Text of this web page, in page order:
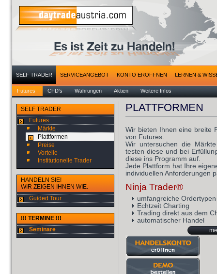
SELF TRADER SERVICEANGEBOT KONTO ERÖFFNEN LERNEN &
Futures CFD's Währungen Aktien Weitere Infos
SELF TRADER
Futures
Märkte
Plattformen
Preise
Vorteile
Institutionelle Trader
HANDELN SIE!
WIR ZEIGEN IHNEN WIE.
Guided Tour
!!! TERMINE !!!
Seminare
PLATTFORMEN
Wir bieten Ihnen eine breite
von Futures.
Wir untersuchen die
testen diese und bei
diese ins Programm auf.
Jede Plattform hat Ihre
individuellen Anforderungen
Ninja Trader®
umfangreiche Ordertypen
Echtzeit Charting
Trading direkt aus dem
automatischer Handel